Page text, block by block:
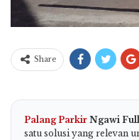
Share
Palang Parkir Ngawi Full
satu solusi yang relevan